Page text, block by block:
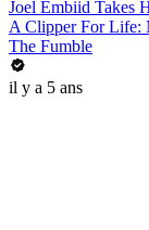
Joel Embiid Takes
A Clipper For Life:
The Fumble
il y a 5 ans